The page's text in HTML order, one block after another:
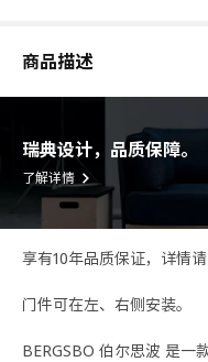
商品描述
瑞典设计，品质保障。
了解详情
享有10年品质保证，详情请
门件可在左、右侧安装。
BERGSBO 伯尔思波 是一